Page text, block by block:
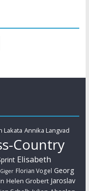
Lakata Annika Langvad
Country
Elisabeth
Florian Vogel Georg
Helen Grobert Jaroslav